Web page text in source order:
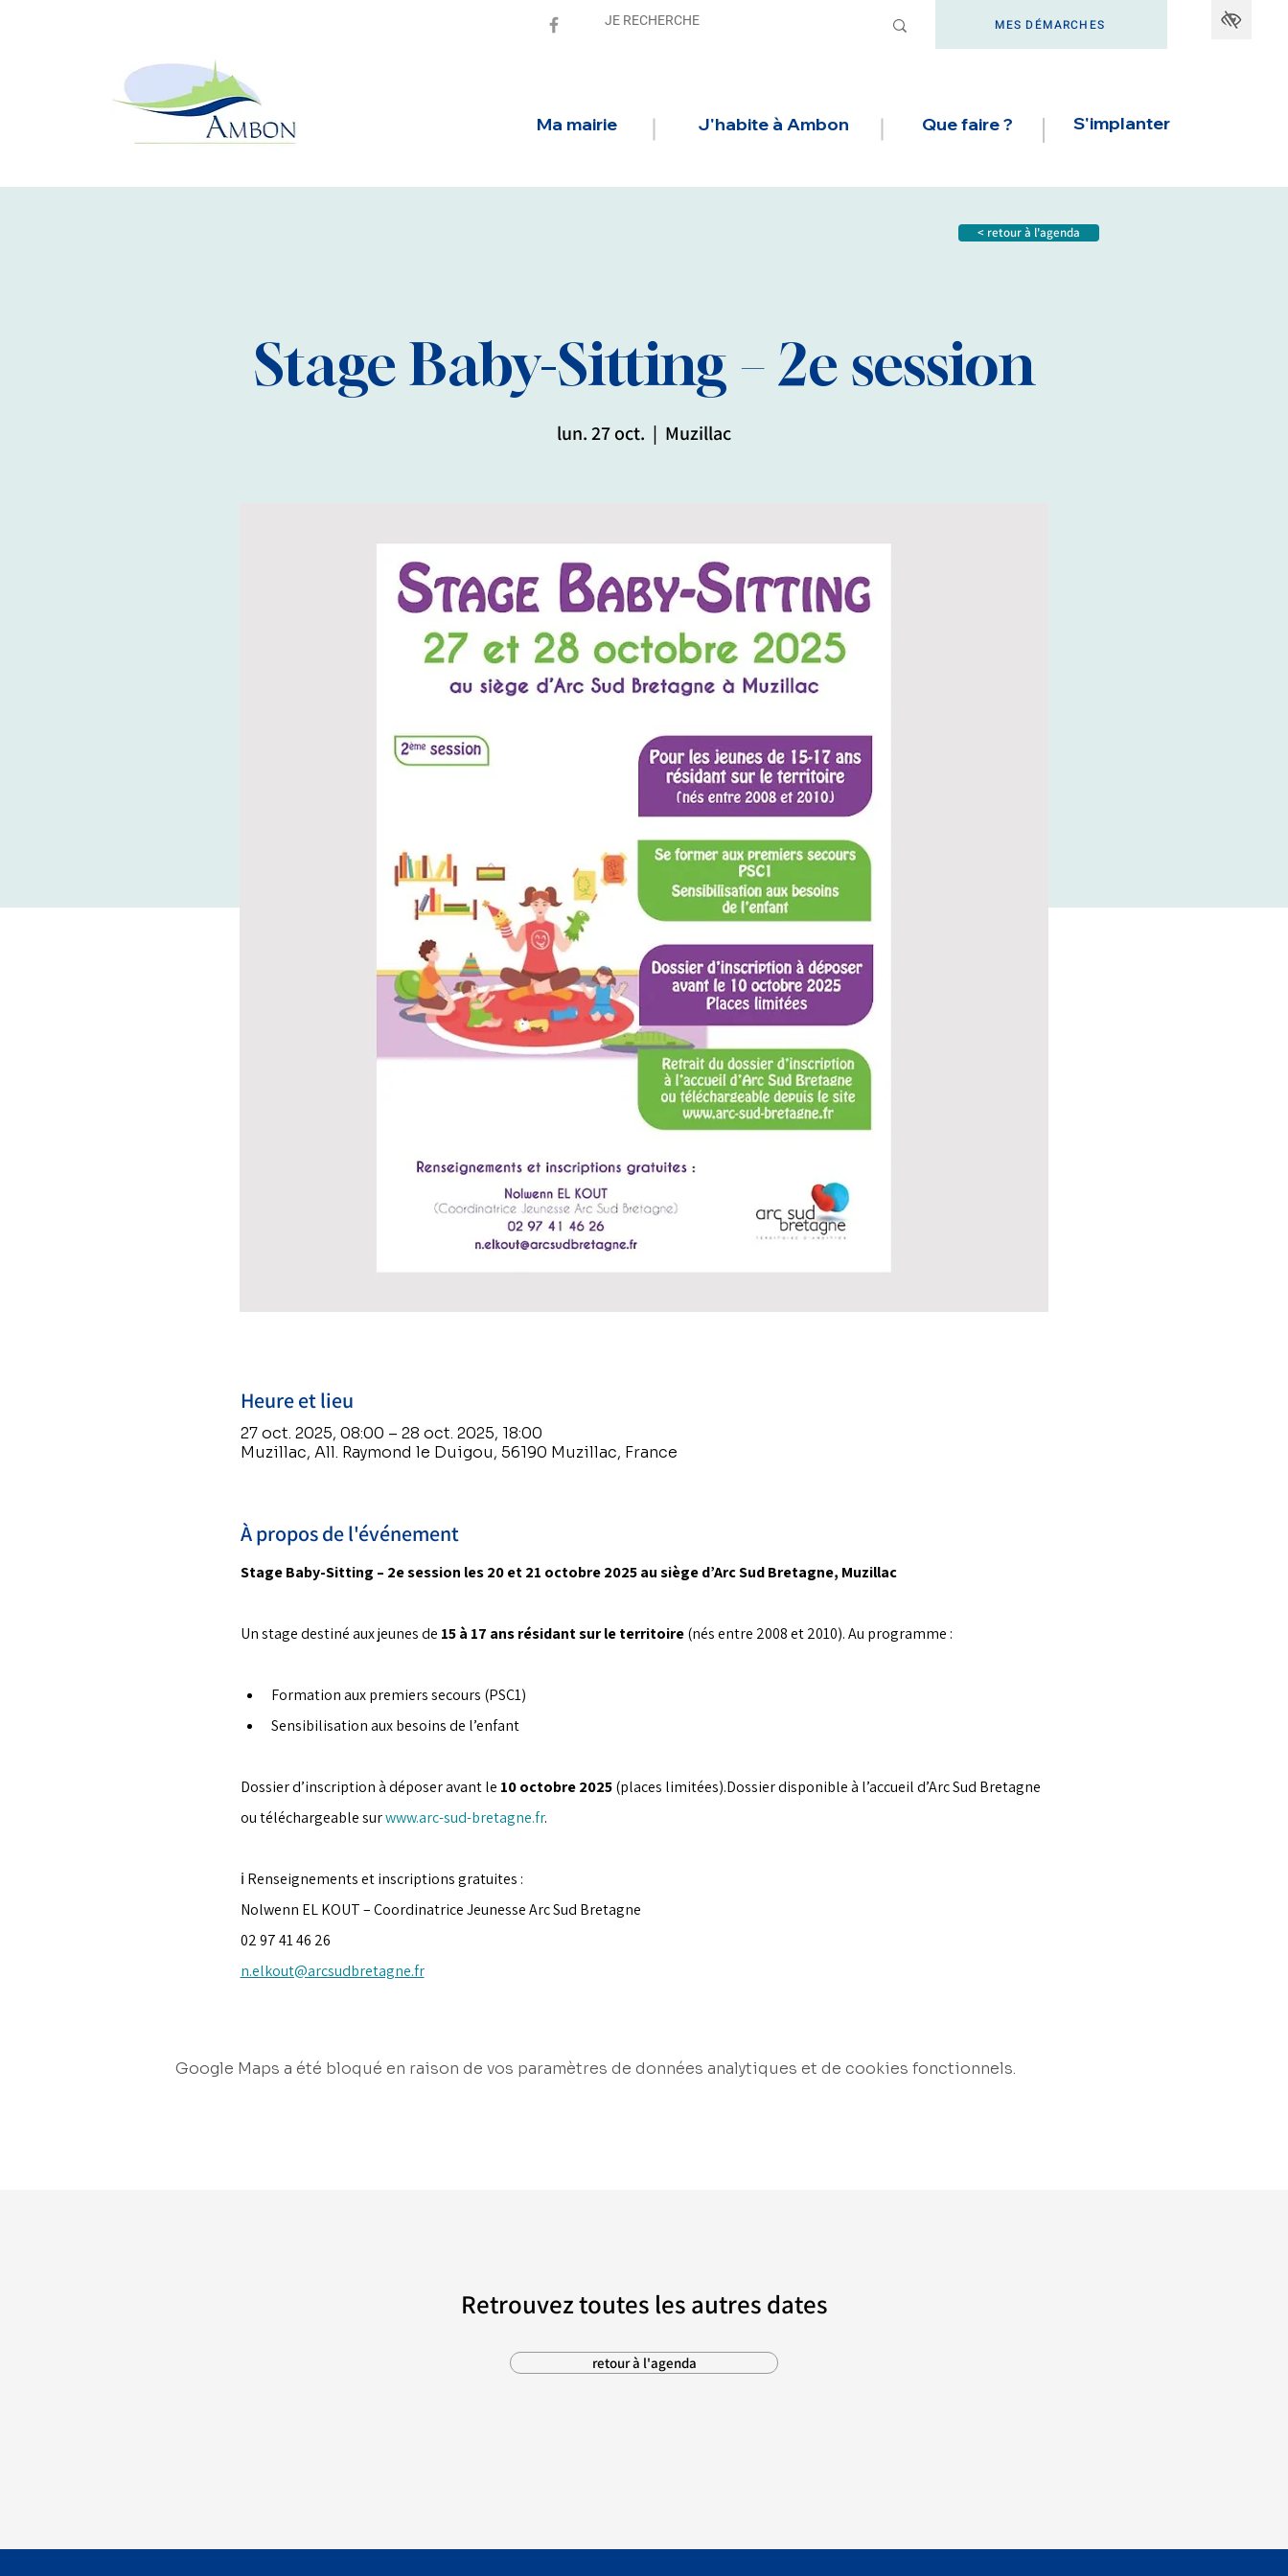
MES DÉMARCHES
Ma mairie J'habite à Ambon Que faire ? S'implanter
< retour à l'agenda
Stage Baby-Sitting – 2e session
lun. 27 oct.
  |
Muzillac
Heure et lieu
27 oct. 2025, 08:00 – 28 oct. 2025, 18:00
Muzillac, All. Raymond le Duigou, 56190 Muzillac, France
À propos de l'événement
Stage Baby-Sitting – 2e session les 20 et 21 octobre 2025 au siège d’Arc Sud Bretagne, Muzillac
Un stage destiné aux jeunes de 15 à 17 ans résidant sur le territoire (nés entre 2008 et 2010). Au programme :
Formation aux premiers secours (PSC1)
Sensibilisation aux besoins de l’enfant
Dossier d’inscription à déposer avant le 10 octobre 2025 (places limitées).Dossier disponible à l’accueil d’Arc Sud Bretagne
ou téléchargeable sur www.arc-sud-bretagne.fr.
ℹ️ Renseignements et inscriptions gratuites :
Nolwenn EL KOUT – Coordinatrice Jeunesse Arc Sud Bretagne
02 97 41 46 26
n.elkout@arcsudbretagne.fr
Google Maps a été bloqué en raison de vos paramètres de données analytiques et de cookies fonctionnels.
Retrouvez toutes les autres dates
retour à l'agenda